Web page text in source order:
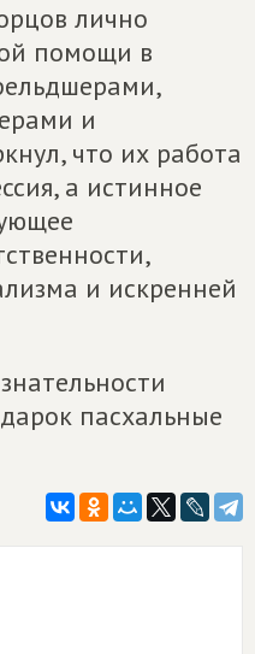
лично
помощи в
и
что их работа
а истинное
и искренней
пасхальные